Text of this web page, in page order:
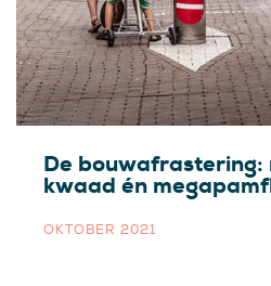
De bouwafrastering:
kwaad én
OKTOBER 2021